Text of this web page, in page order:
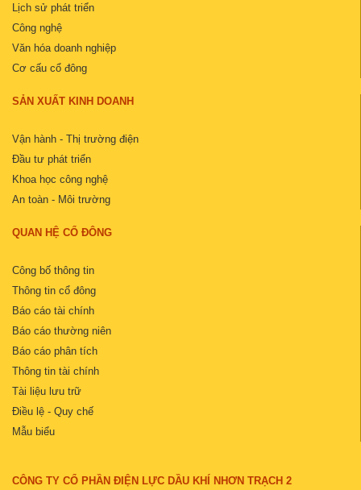
Lịch sử phát triển
Công nghệ
Văn hóa doanh nghiệp
Cơ cấu cổ đông
SẢN XUẤT KINH DOANH
Vận hành - Thị trường điện
Đầu tư phát triển
Khoa học công nghệ
An toàn - Môi trường
QUAN HỆ CỔ ĐÔNG
Công bố thông tin
Thông tin cổ đông
Báo cáo tài chính
Báo cáo thường niên
Báo cáo phân tích
Thông tin tài chính
Tài liệu lưu trữ
Điều lệ - Quy chế
Mẫu biểu
CÔNG TY CỔ PHẦN ĐIỆN LỰC DẦU KHÍ NHƠN TRẠCH 2